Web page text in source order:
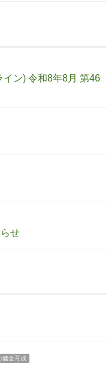
ン) 令和8年8月 第46
せ
健全育成